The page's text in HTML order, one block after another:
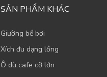
SẢN PHẨM KHÁC
Giường bể bơi
Xích đu dạng lồng
Ô dù cafe cỡ lớn